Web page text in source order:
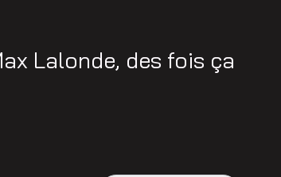
Lalonde, des fois ça